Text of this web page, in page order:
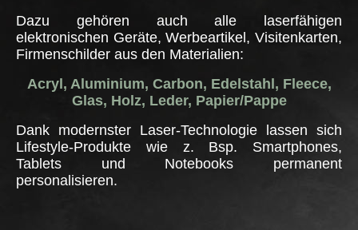
Dazu gehören auch alle laserfähigen
elektronischen Geräte, Werbeartikel, Visitenkarten,
Firmenschilder aus den Materialien:
Acryl, Aluminium, Carbon, Edelstahl, Fleece,
Glas, Holz, Leder, Papier/Pappe
Dank modernster Laser-Technologie lassen sich
Lifestyle-Produkte wie z. Bsp. Smartphones,
Tablets und Notebooks permanent
personalisieren.